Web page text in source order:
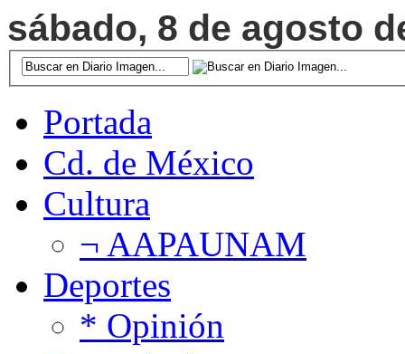
sábado, 8 de agosto
Portada
Cd. de México
Cultura
¬ AAPAUNAM
Deportes
* Opinión